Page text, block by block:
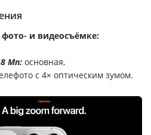
фото- и видеосъёмке:
Мп: основная,
с 4× оптическим зумом.